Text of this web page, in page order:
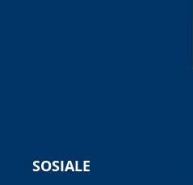
SOSIALE